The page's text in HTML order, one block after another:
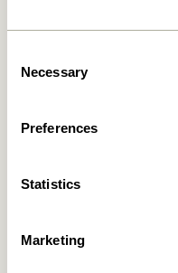
Selection
Necessary
Preferences
Statistics
Marketing
In den warenkorb